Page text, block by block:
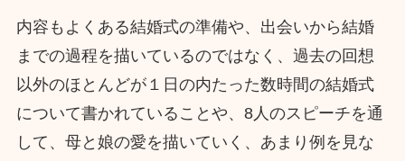
内容もよくある結婚式の準備や、出会いから結婚
までの過程を描いているのではなく、過去の回想
以外のほとんどが１日の内たった数時間の結婚式
について書かれていることや、8人のスピーチを通
して、母と娘の愛を描いていく、あまり例を見な